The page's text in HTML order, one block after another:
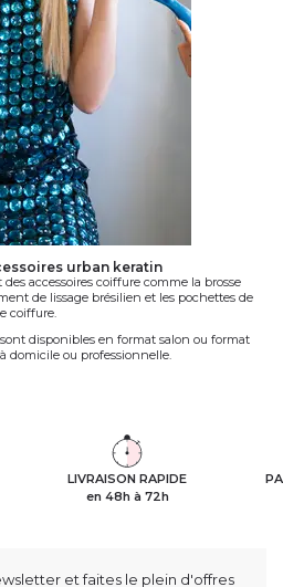
urban keratin
des accessoires coiffure comme la brosse
de lissage brésilien et les pochettes de
coiffure.
disponibles en format salon ou format
domicile ou professionnelle.
LIVRAISON RAPIDE
en 48h à 72h
et faites le plein d'offres